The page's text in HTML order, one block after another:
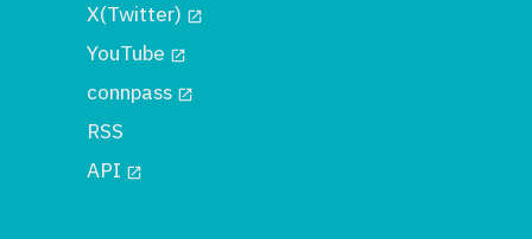
X(Twitter) open_in_new
YouTube open_in_new
connpass open_in_new
RSS
API open_in_new